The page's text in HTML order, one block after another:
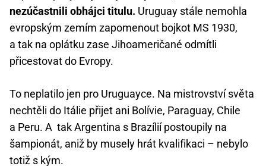
nezúčastnili obhájci titulu. Uruguay stále nemohla
evropským zemím zapomenout bojkot MS 1930,
a tak na oplátku zase Jihoameričané odmítli
přicestovat do Evropy.
To neplatilo jen pro Uruguayce. Na mistrovství světa
nechtěli do Itálie přijet ani Bolívie, Paraguay, Chile
a Peru. A tak Argentina s Brazílií postoupily na
šampionát, aniž by musely hrát kvalifikaci – nebylo
totiž s kým.